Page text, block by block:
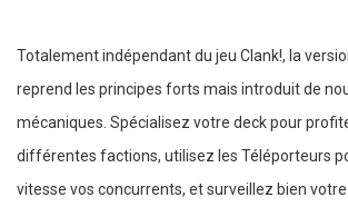
Totalement indépendant du jeu Clank!, la
reprend les principes forts mais introduit de
mécaniques. Spécialisez votre deck pour
différentes factions, utilisez les Téléporteurs
vitesse vos concurrents, et surveillez bien